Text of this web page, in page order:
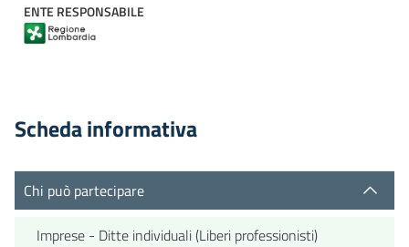
ENTE RESPONSABILE
Scheda informativa
Chi può partecipare
Imprese - Ditte individuali (Liberi professionisti)